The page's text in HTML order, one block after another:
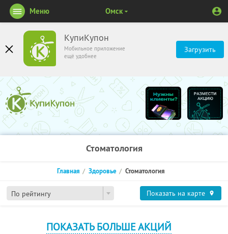
КупиКупон
Мобильное приложение
ещё удобнее
Загрузить
Меню Омск
Стоматология
По рейтингу
Главная Здоровье Стоматология
Показать на карте
ПОКАЗАТЬ БОЛЬШЕ АКЦИЙ